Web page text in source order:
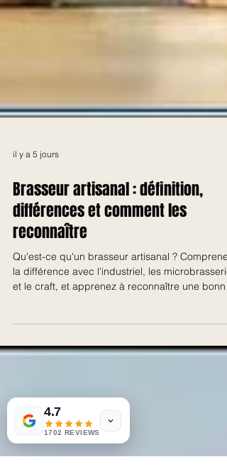
il y a 5 jours
Brasseur artisanal : définition,
différences et comment les
reconnaître
la différence avec l'industriel, les
et le craft, et apprenez à reconnaître une bonne
bière.
4.7
1702 REVIEWS